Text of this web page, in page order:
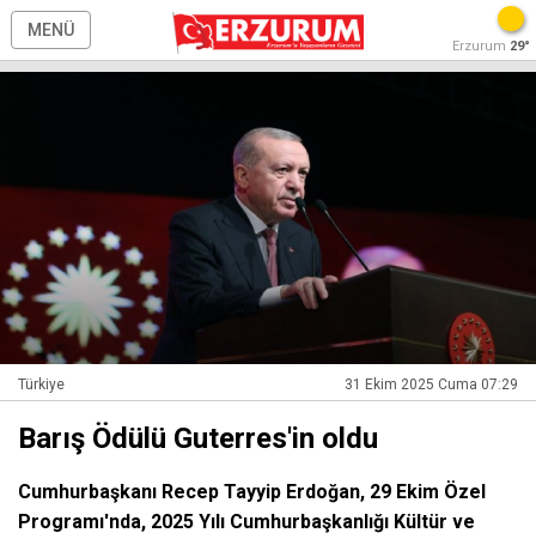
MENÜ
Erzurum 29°
Türkiye 31 Ekim 2025 Cuma 07:29
Barış Ödülü Guterres'in oldu
Cumhurbaşkanı Recep Tayyip Erdoğan, 29 Ekim Özel
Programı'nda, 2025 Yılı Cumhurbaşkanlığı Kültür ve